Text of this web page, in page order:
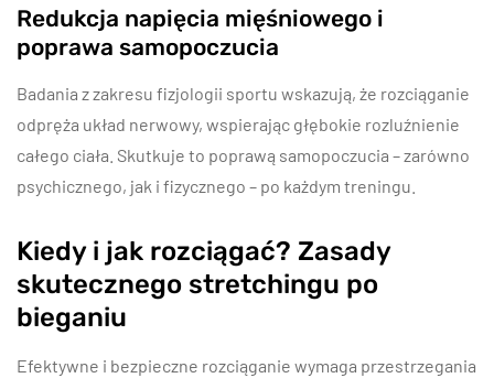
Redukcja napięcia mięśniowego i
poprawa samopoczucia
Badania z zakresu fizjologii sportu wskazują, że rozciąganie
odpręża układ nerwowy, wspierając głębokie rozluźnienie
całego ciała. Skutkuje to poprawą samopoczucia – zarówno
psychicznego, jak i fizycznego – po każdym treningu.
Kiedy i jak rozciągać? Zasady
skutecznego stretchingu po
bieganiu
Efektywne i bezpieczne rozciąganie wymaga przestrzegania